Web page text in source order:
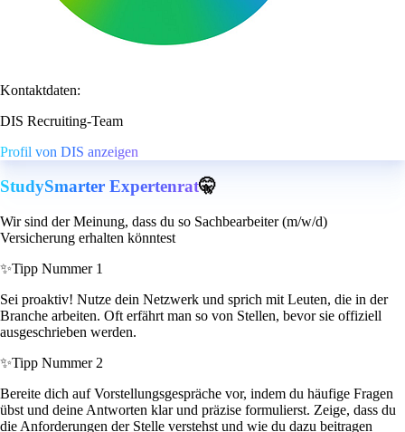
Kontaktdaten:
DIS Recruiting-Team
Profil von DIS anzeigen
StudySmarter Expertenrat🤫
Wir sind der Meinung, dass du so Sachbearbeiter (m/w/d)
Versicherung erhalten könntest
✨Tipp Nummer 1
Sei proaktiv! Nutze dein Netzwerk und sprich mit Leuten, die in der
Branche arbeiten. Oft erfährt man so von Stellen, bevor sie offiziell
ausgeschrieben werden.
✨Tipp Nummer 2
Bereite dich auf Vorstellungsgespräche vor, indem du häufige Fragen
übst und deine Antworten klar und präzise formulierst. Zeige, dass du
die Anforderungen der Stelle verstehst und wie du dazu beitragen